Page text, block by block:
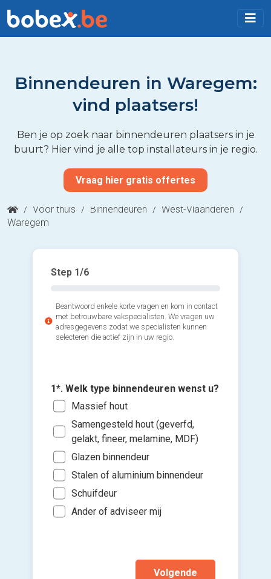
Binnendeuren in Waregem:
vind plaatsers!
Ben je op zoek naar binnendeuren plaatsers in je
buurt? Hier vind je alle top installateurs in je regio.
Vraag hier gratis offertes
/ Voor thuis / Binnendeuren / West-Vlaanderen /
Waregem
Step 1/6
Beantwoord enkele korte vragen en kom in contact
met betrouwbare vakspecialisten. We vragen uw
adresgegevens zodat we specialisten kunnen
selecteren die actief zijn in uw regio.
1*. Welk type binnendeuren wenst u?
Massief hout
Samengesteld hout (geverfd,
gelakt, fineer, melamine, MDF)
Glazen binnendeur
Stalen of aluminium binnendeur
Schuifdeur
Ander of adviseer mij
Volgende